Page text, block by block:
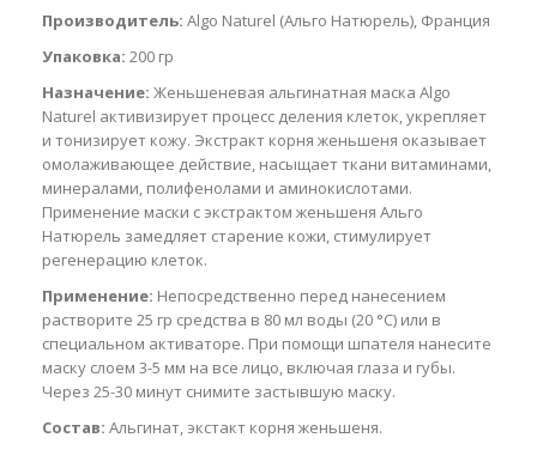
Производитель: Algo Naturel (Альго Натюрель), Франция
Упаковка: 200 гр
Назначение: Женьшеневая альгинатная маска Аlgo
Naturel активизирует процесс деления клеток, укрепляет
и тонизирует кожу. Экстракт корня женьшеня оказывает
омолаживающее действие, насыщает ткани витаминами,
минералами, полифенолами и аминокислотами.
Применение маски с экстрактом женьшеня Альго
Натюрель замедляет старение кожи, стимулирует
регенерацию клеток.
Применение: Непосредственно перед нанесением
растворите 25 гр средства в 80 мл воды (20 °С) или в
специальном активаторе. При помощи шпателя нанесите
маску слоем 3-5 мм на все лицо, включая глаза и губы.
Через 25-30 минут снимите застывшую маску.
Состав: Альгинат, экстакт корня женьшеня.